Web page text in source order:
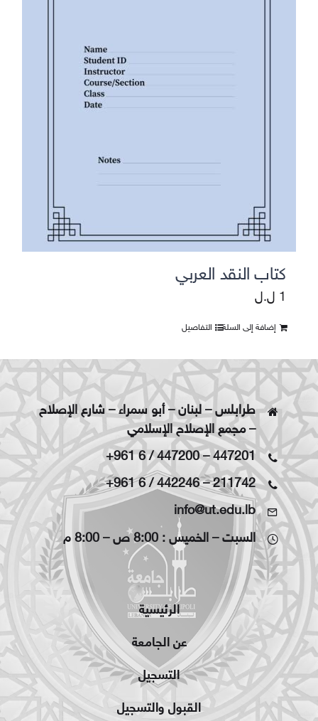
كتاب النقد العربي
1 ل.ل
إضافة إلى السلة التفاصيل
طرابلس – لبنان – أبو سمراء – شارع الإصلاح
– مجمع الإصلاح الإسلامي
+961 6 / 447200–447201
+961 6 / 442246–211742
info@ut.edu.lb
السبت – الخميس : 8:00 ص – 8:00 م
الرئيسية
عن الجامعة
التسجيل
القبول والتسجيل